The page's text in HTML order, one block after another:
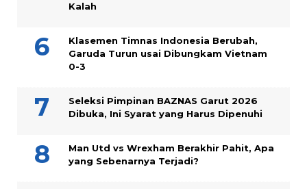
Kalah
Klasemen Timnas Indonesia Berubah,
Garuda Turun usai Dibungkam Vietnam
0-3
Seleksi Pimpinan BAZNAS Garut 2026
Dibuka, Ini Syarat yang Harus Dipenuhi
Man Utd vs Wrexham Berakhir Pahit, Apa
yang Sebenarnya Terjadi?